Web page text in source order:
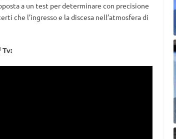
a un test per determinare con precisione
che l’ingresso e la discesa nell’atmosfera di
Tv: